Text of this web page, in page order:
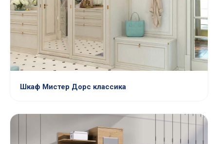
Шкаф Мистер Дорс классика